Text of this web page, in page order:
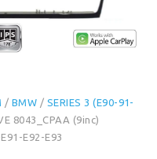
/ BMW / SERIES 3 (E90-91-
8043_CPAA (9inc)
E92-E93